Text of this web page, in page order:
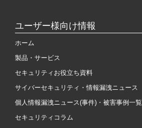
ユーザー様向け情報
ホーム
製品・サービス
セキュリティお役立ち資料
サイバーセキュリティ・情報漏洩ニュース
個人情報漏洩ニュース(事件)・被害事例一覧
セキュリティコラム